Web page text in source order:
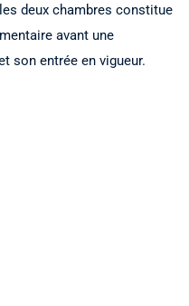
deux chambres constitue
avant une
son entrée en vigueur.